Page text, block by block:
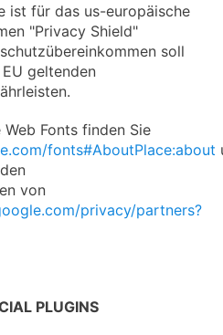
ist für das us-europäische
"Privacy Shield"
soll
geltenden
Fonts finden Sie
fonts#AboutPlace:about
von
privacy/partners?
PLUGINS